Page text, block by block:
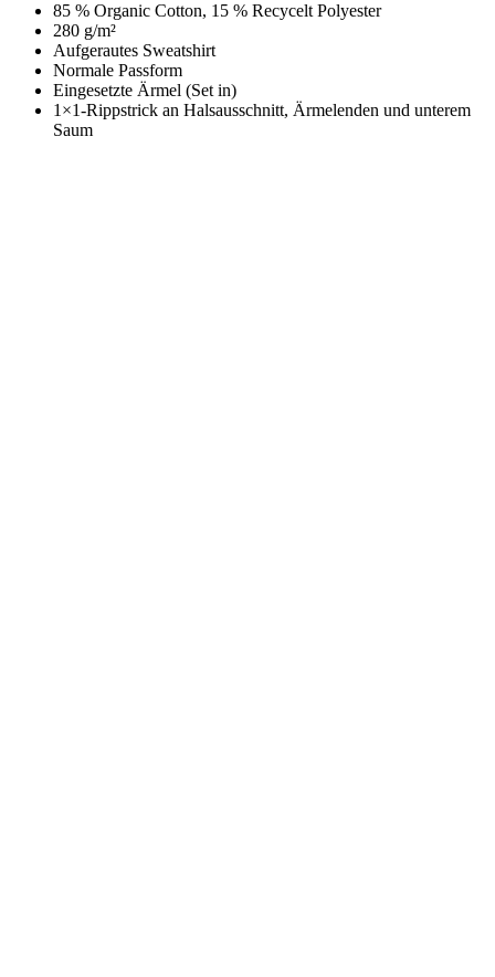
85 % Organic Cotton, 15 % Recycelt Polyester
280 g/m²
Aufgerautes Sweatshirt
Normale Passform
Eingesetzte Ärmel (Set in)
1×1-Rippstrick an Halsausschnitt, Ärmelenden und unterem
Saum